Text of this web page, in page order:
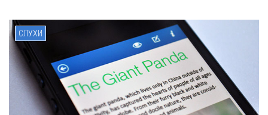
СЛУХИ